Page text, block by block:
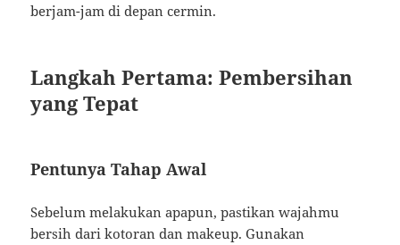
berjam-jam di depan cermin.
Langkah Pertama: Pembersihan
yang Tepat
Pentunya Tahap Awal
Sebelum melakukan apapun, pastikan wajahmu
bersih dari kotoran dan makeup. Gunakan